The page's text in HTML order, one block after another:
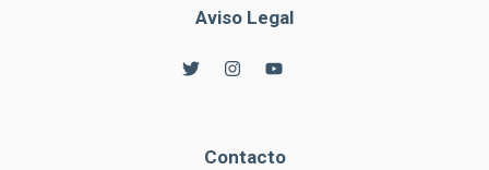
Aviso Legal
Contacto